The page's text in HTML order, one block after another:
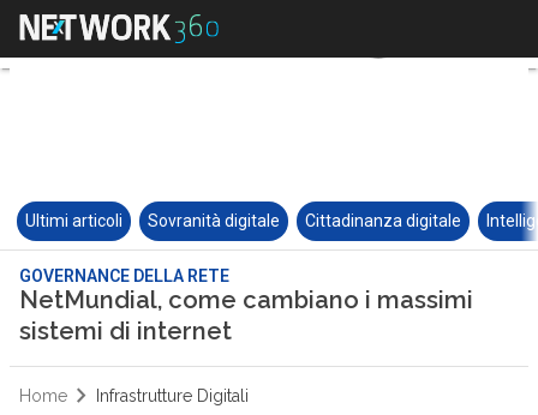
Ultimi articoli Sovranità digitale Cittadinanza digitale
GOVERNANCE DELLA RETE
NetMundial, come cambiano i massimi
sistemi di internet
Home Infrastrutture Digitali